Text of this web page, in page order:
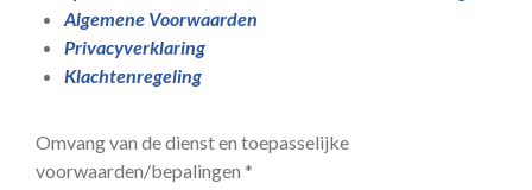
Algemene Voorwaarden
Privacyverklaring
Klachtenregeling
Omvang van de dienst en toepasselijke
voorwaarden/bepalingen *